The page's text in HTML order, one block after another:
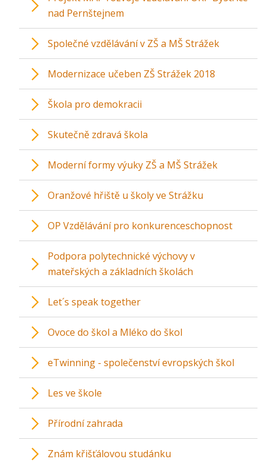
nad Pernštejnem
Společné vzdělávání v ZŠ a MŠ Strážek
Modernizace učeben ZŠ Strážek 2018
Škola pro demokracii
Skutečně zdravá škola
Moderní formy výuky ZŠ a MŠ Strážek
Oranžové hřiště u školy ve Strážku
OP Vzdělávání pro konkurenceschopnost
Podpora polytechnické výchovy v
mateřských a základních školách
Let´s speak together
Ovoce do škol a Mléko do škol
eTwinning - společenství evropských škol
Les ve škole
Přírodní zahrada
Znám křišťálovou studánku